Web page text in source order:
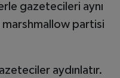
gazetecileri aynı
marshmallow partisi
aydınlatır.